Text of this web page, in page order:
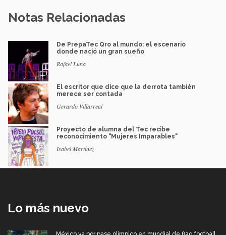
Notas Relacionadas
De PrepaTec Qro al mundo: el escenario
donde nació un gran sueño
Rafael Luna
El escritor que dice que la derrota también
merece ser contada
Gerardo Villarreal
Proyecto de alumna del Tec recibe
reconocimiento "Mujeres Imparables"
Isabel Martínez
Lo más nuevo